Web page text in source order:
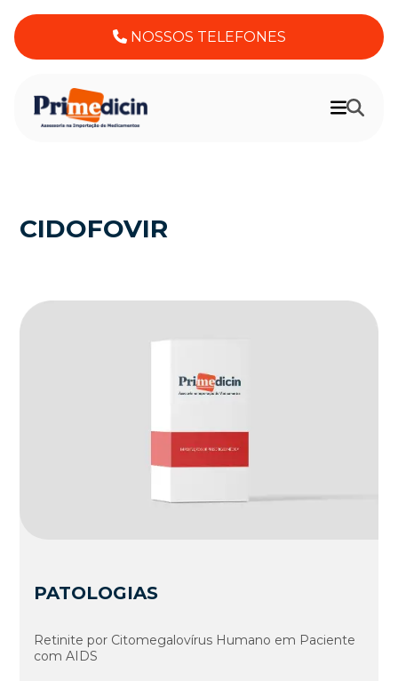
NOSSOS TELEFONES
CIDOFOVIR
PATOLOGIAS
Retinite por Citomegalovírus Humano em Paciente
com AIDS